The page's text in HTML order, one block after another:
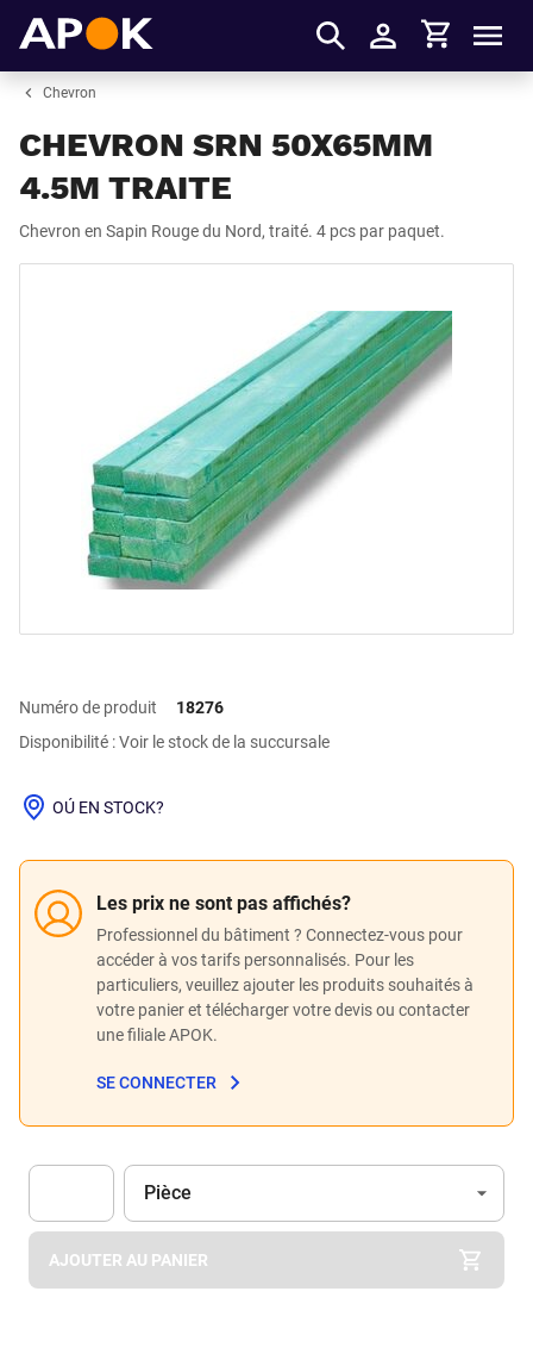
S'identifier
Panier
Chevron
CHEVRON SRN 50X65MM
4.5M TRAITE
Chevron en Sapin Rouge du Nord, traité. 4 pcs par paquet.
Numéro de produit
18276
Disponibilité : Voir le stock de la succursale
Les prix ne sont pas affichés?
Professionnel du bâtiment ? Connectez-vous pour
accéder à vos tarifs personnalisés. Pour les
particuliers, veuillez ajouter les produits souhaités à
votre panier et télécharger votre devis ou contacter
une filiale APOK.
SE CONNECTER
OÚ EN STOCK?
Apok.Product.Detail.AddToCart.Quantity (Optionnel)
Unité
Pièce
AJOUTER AU PANIER